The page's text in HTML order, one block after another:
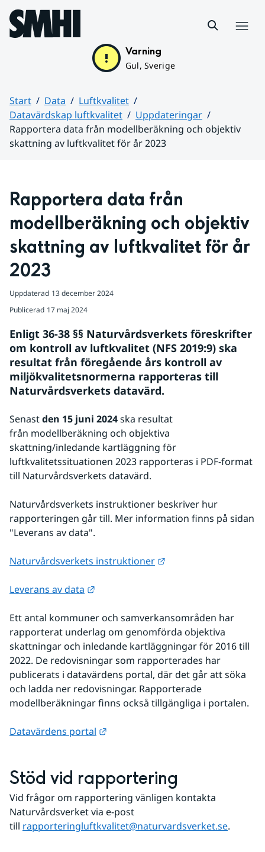
Hoppa till sidans innehåll
Varning
Gul, Sverige
Start Data
Luftkvalitet
Datavärdskap luftkvalitet
Uppdateringar
Rapportera data från modellberäkning och objektiv
skattning av luftkvalitet för år 2023
Rapportera data från
modellberäkning och objektiv
skattning av luftkvalitet för år
2023
Uppdaterad 13 december 2024
Publicerad 17 maj 2024
Enligt 36-38 §§ Naturvårdsverkets föreskrifter
om kontroll av luftkvalitet (NFS 2019:9) ska
resultat från föregående års kontroll av
miljökvalitetsnormerna rapporteras till
Naturvårdsverkets datavärd.
Senast den 15 juni 2024 ska resultat
från modellberäkning och objektiva
skattning/inledande kartläggning för
luftkvalitetssituationen 2023 rapporteras i PDF-format
till Naturvårdsverkets datavärd.
Naturvårdsverkets instruktioner beskriver hur
rapporteringen går till. Mer information finns på sidan
"Leverans av data".
Naturvårdsverkets instruktioner
Leverans av data
Ett antal kommuner och samverkansområden har
rapporterat underlag om genomförda objektiva
skattningar och inledande kartläggningar för 2016 till
2022. De redovisningar som rapporterades har
publicerats i datavärdens portal, där det går att söka
och ladda ner redovisningar. Rapporterade
modellberäkningar finns också tillgängliga i portalen.
Datavärdens portal
Stöd vid rapportering
Vid frågor om rapportering vänligen kontakta
Naturvårdsverket via e-post
till rapporteringluftkvalitet@naturvardsverket.se.